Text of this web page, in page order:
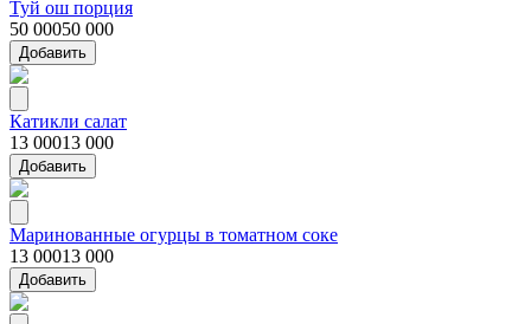
Туй ош порция
50 00050 000
Добавить
Катикли салат
13 00013 000
Добавить
Маринованные огурцы в томатном соке
13 00013 000
Добавить